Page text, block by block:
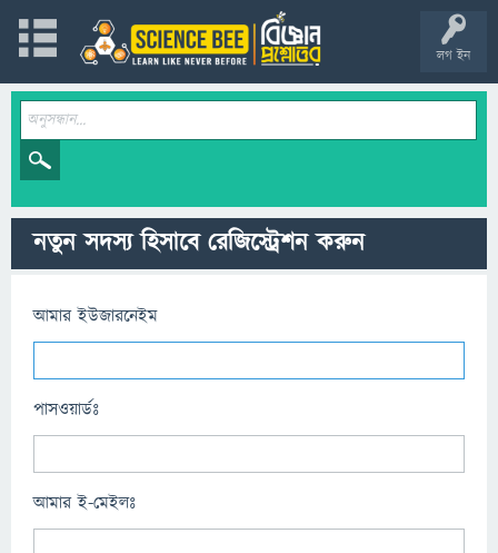
লগ ইন
নতুন সদস্য হিসাবে রেজিস্ট্রেশন করুন
আমার ইউজারনেইম
পাসওয়ার্ডঃ
আমার ই-মেইলঃ